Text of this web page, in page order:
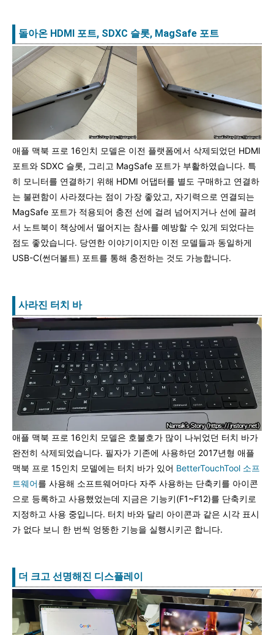
돌아온 HDMI 포트, SDXC 슬롯, MagSafe 포트
애플 맥북 프로 16인치 모델은 이전 플랫폼에서 삭제되었던 HDMI
포트와 SDXC 슬롯, 그리고 MagSafe 포트가 부활하였습니다. 특
히 모니터를 연결하기 위해 HDMI 어댑터를 별도 구매하고 연결하
는 불편함이 사라졌다는 점이 가장 좋았고, 자기력으로 연결되는
MagSafe 포트가 적용되어 충전 선에 걸려 넘어지거나 선에 끌려
서 노트북이 책상에서 떨어지는 참사를 예방할 수 있게 되었다는
점도 좋았습니다. 당연한 이야기이지만 이전 모델들과 동일하게
USB-C(썬더볼트) 포트를 통해 충전하는 것도 가능합니다.
사라진 터치 바
애플 맥북 프로 16인치 모델은 호불호가 많이 나뉘었던 터치 바가
완전히 삭제되었습니다. 필자가 기존에 사용하던 2017년형 애플
맥북 프로 15인치 모델에는 터치 바가 있어 BetterTouchTool 소프
트웨어를 사용해 소프트웨어마다 자주 사용하는 단축키를 아이콘
으로 등록하고 사용했었는데 지금은 기능키(F1~F12)를 단축키로
지정하고 사용 중입니다. 터치 바와 달리 아이콘과 같은 시각 표시
가 없다 보니 한 번씩 엉뚱한 기능을 실행시키곤 합니다.
더 크고 선명해진 디스플레이